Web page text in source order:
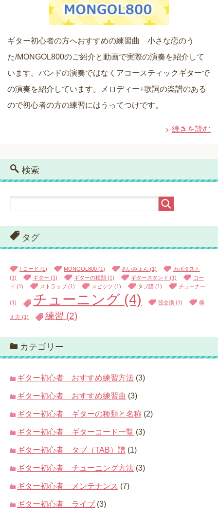
ギター初心者の方へおすすめの練習曲 小さな恋のう
た/MONGOL800のご紹介と動画で実際の演奏を紹介して
います。バンドの演奏ではなくアコースティックギターで
の演奏を紹介しています。メロディー+歌詞の楽譜のある
ので初心者の方の練習にはうってつけです。
続きを読む
検索
タグ
Fコード (1) MONGOL800 (1) あいみょん (1)
カポタスト
(1)
ギター (1) ギターの種類 (1) ギタースタンド (1)
コー
ド (1) ストラップ(1) スピッツ (1) タブ譜 (1) チューナー
(1) チューニング (4) 弦交換 (1) 構
え方 (1) 練習 (2)
カテゴリー
ギター初心者 おすすめ練習方法 (3)
ギター初心者 おすすめ練習曲 (3)
ギター初心者 ギターの種類と名称 (2)
ギター初心者 ギターコード一覧 (3)
ギター初心者 タブ（TAB）譜 (1)
ギター初心者 チューニング方法 (3)
ギター初心者 メンテナンス (7)
ギター初心者 ライブ (3)